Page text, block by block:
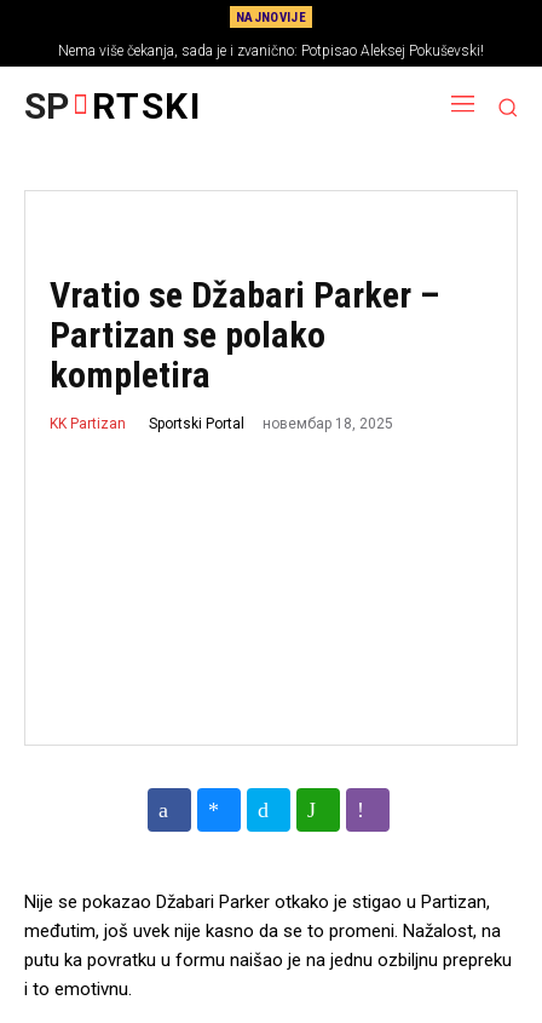
NAJNOVIJE
Nema više čekanja, sada je i zvanično: Potpisao Aleksej Pokuševski!
SP RTSKI
Vratio se Džabari Parker –
Partizan se polako
kompletira
KK Partizan Sportski Portal новембар 18, 2025
Nije se pokazao Džabari Parker otkako je stigao u Partizan,
međutim, još uvek nije kasno da se to promeni. Nažalost, na
putu ka povratku u formu naišao je na jednu ozbiljnu prepreku
i to emotivnu.